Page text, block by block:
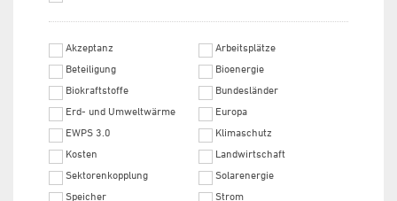
Akzeptanz
Arbeitsplätze
Beteiligung
Bioenergie
Biokraftstoffe
Bundesländer
Erd- und Umweltwärme
Europa
EWPS 3.0
Klimaschutz
Kosten
Landwirtschaft
Sektorenkopplung
Solarenergie
Speicher
Strom